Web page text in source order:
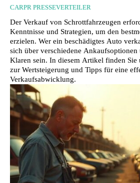
CARPR PRESSEVERTEILER
Der Verkauf von Schrottfahrzeugen
Kenntnisse und Strategien, um den
erzielen. Wer ein beschädigtes Auto
sich über verschiedene
Klaren sein. In diesem Artikel finden Sie
zur Wertsteigerung und Tipps für eine
Verkaufsabwicklung.